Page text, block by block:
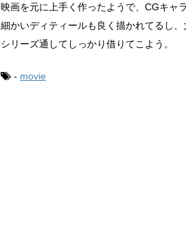
映画を元に上手く作ったようで、CGキャ
細かいディティールも良く描かれてるし、
シリーズ通してしっかり借りてこよう。
- movie